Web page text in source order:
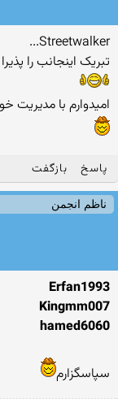
Streetwalker...
تبریک اینجانب را
امیدوارم با
پاسخ بازگفت
ناظم انجمن
Erfan1993
Kingmm007
hamed6060
سپاسگزارم